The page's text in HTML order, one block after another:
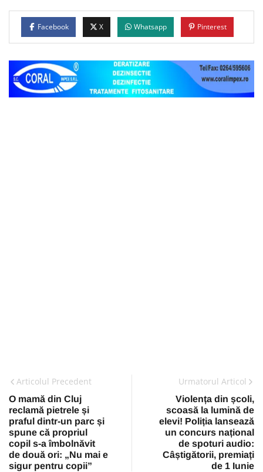
Facebook X Whatsapp Pinterest
Articolul Precedent
O mamă din Cluj
reclamă pietrele și
praful dintr-un parc și
spune că propriul
copil s-a îmbolnăvit
de două ori: „Nu mai e
sigur pentru copii”
Urmatorul Articol
Violența din școli,
scoasă la lumină de
elevi! Poliția lansează
un concurs național
de spoturi audio:
Câștigătorii, premiați
de 1 Iunie